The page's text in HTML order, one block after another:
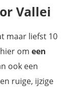
Vallei
maar liefst 10
om een
ook een
ruige, ijzige